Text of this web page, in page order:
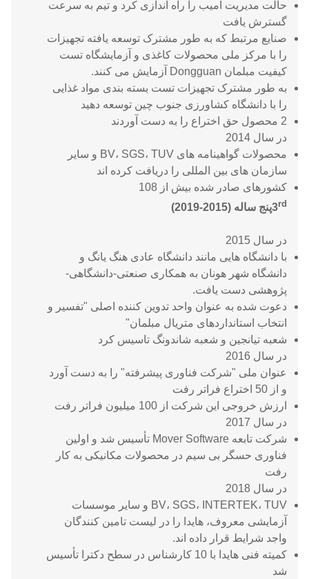
حالت مدیریت آمیب را راه اندازی کرد و تیم به سرعت
گسترش یافت
صنایع مرتبط که به طور مشترک توسعه یافته تجهیزات
را با مرکز ملی محصولات کاغذی و آزمایشگاه تست
کیفیت مبلمان Dongguan آزمایش می کنند.
به طور مشترک تجهیزات تست بسته بندی مواد غذایی
را با دانشگاه کشاورزی جنوب چین توسعه دهید
2 محصول حق اختراع را به دست آوردند
در سال 2014
محصولات گواهینامه های BV، SGS، TUV و سایر
سازمان های بین المللی را دریافت کرده اند
کشورهای صادر شده بیش از 108
3rd پنج ساله (2015-2019)
در سال 2015
با دانشگاه هایی مانند دانشگاه عادی هنگ یانگ و
دانشگاه شهر هونان به همکاری صنعتی-دانشگاهی-
پژوهشی دست یافت.
دعوت شده به عنوان واحد تدوین کننده اصلی "تفسیر و
انتخاب استانداردهای متریال مبلمان"
شعبه تیانجین و شعبه شاندونگ تاسیس کرد
در سال 2016
عنوان ملی "شرکت فناوری پیشرفته" را به دست آورد
و از 50 اختراع فراتر رفت
ارزش خروجی این شرکت از 100 میلیون فراتر رفت
در سال 2017
شرکت تابعه Mover Software تأسیس شد و اولین
فناوری حسگر بی سیم در محصولات مکانیکی به کار
رفت
در سال 2018
BV، SGS، INTERTEK، TUV و سایر موسسات
آزمایشی معروف، هایدا را در لیست تامین کنندگان
واجد شرایط قرار داده اند.
کمیته فنی هایدا با 10 کارشناس در سطح دکترا تأسیس
شد